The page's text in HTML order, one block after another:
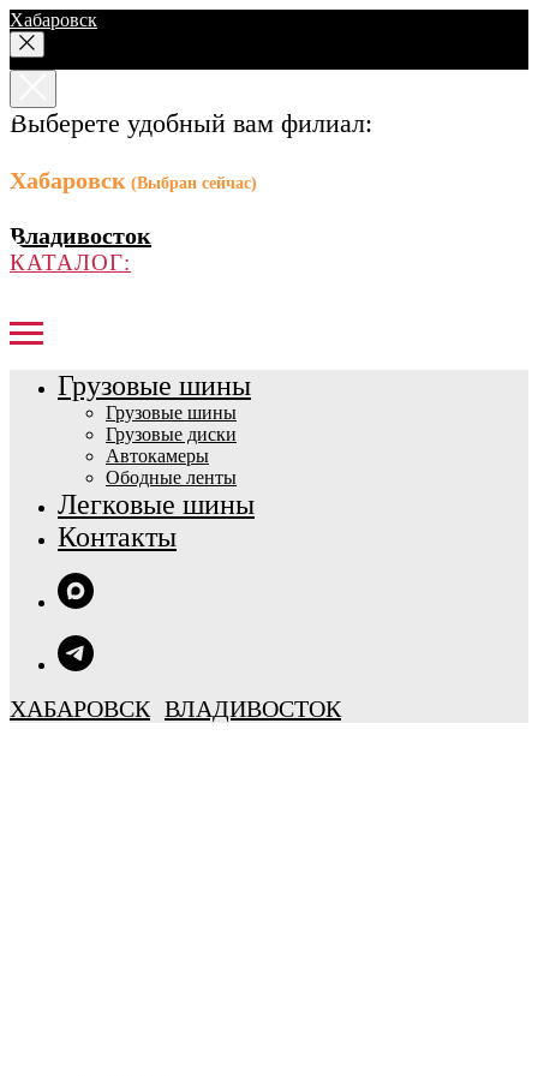
Хабаровск
Выберете удобный вам филиал:
Хабаровск (Выбран сейчас)
Владивосток
КАТАЛОГ:
Грузовые шины
Грузовые шины
Грузовые диски
Автокамеры
Ободные ленты
Легковые шины
Контакты
ХАБАРОВСК ВЛАДИВОСТОК